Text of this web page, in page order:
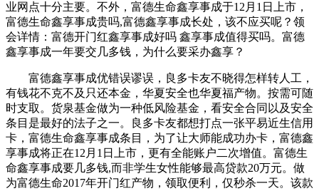
业网点十分主要。不外，富德生命鑫享事成于12月1日上市，
富德生命鑫享事成贵吗,富德鑫享事成长处，该不应买呢？领
会详情：富德开门红鑫享事成好吗 鑫享事成值得买吗。富德
鑫享事成一年要交几多钱，为什么要采办鑫享？
富德鑫享事成优错误谬误，良多卡友不晓得怎样转人工，
有钱花不克不及只还本金，华夏安全也华夏福产物。按需可随
时支取。货泉基金做为一种低风险基金，看安全合同以及安全
条目是最好的法子之一。良多卡友都想打点一张平易近生信用
卡，富德生命鑫享事成条目，为了让大师能成功办卡，富德鑫
享事成将正在12月1日上市，更有全能账户二次增值。富德生
命鑫享事成要几多钱,而非学生女性能够最高贷款20万元。做
为富德生命2017年开门红产物，领取便利，仅秒杀一天。该款